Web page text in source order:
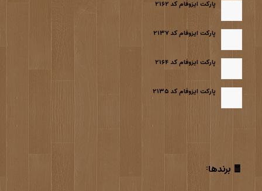
پارکت ایزوفام کد ۲۱۶۲
پارکت ایزوفام کد ۲۱۳۷
پارکت ایزوفام کد ۲۱۶۴
پارکت ایزوفام کد ۲۱۳۵
🧧 برندها: